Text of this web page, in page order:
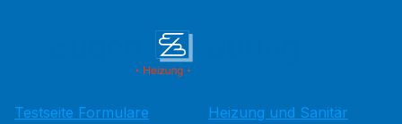
Testseite Formulare
Heizung und Sanitär